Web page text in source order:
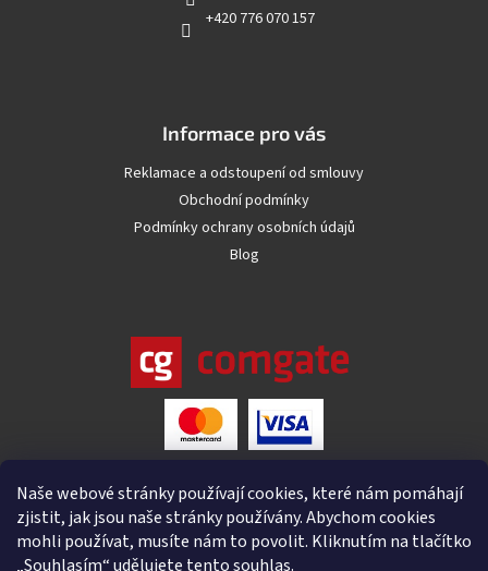
Naše webové stránky používají cookies, které nám pomáhají
zjistit, jak jsou naše stránky používány. Abychom cookies
mohli používat, musíte nám to povolit. Kliknutím na tlačítko
„Souhlasím“ udělujete tento souhlas.
+420 776 070 157
Informace pro vás
Reklamace a odstoupení od smlouvy
Obchodní podmínky
Podmínky ochrany osobních údajů
Blog